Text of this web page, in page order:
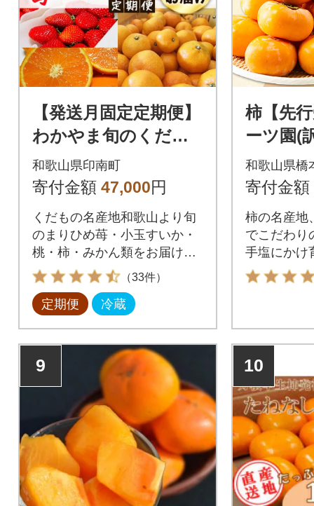
【発送月固定定期便】
わかやま旬のくだも
の【S】全6回
和歌山県印南町
寄付金額 47,000円
くだもの名産地和歌山より旬
のまりひめ苺・小玉すいか・
桃・柿・みかん類をお届けい
たします。
（33件）
定期便 冷蔵
柿【先
ーツ園(
し柿 約
和歌山県橋
寄付金額
柿の名産地
でこだわり
手塩にかけ
柿」ぜひご
9 10